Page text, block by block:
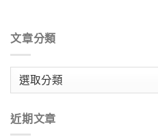
文章分類
類
近期文章